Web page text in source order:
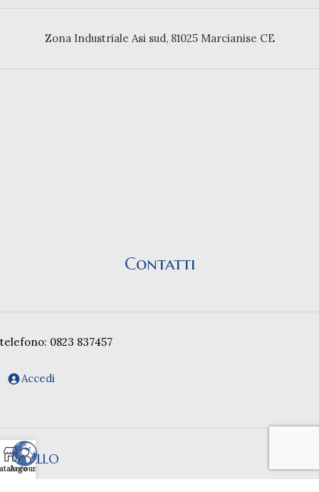
Zona Industriale Asi sud, 81025 Marcianise CE
Contatti
telefono: 0823 837457
Accedi
CARRELLO
Account